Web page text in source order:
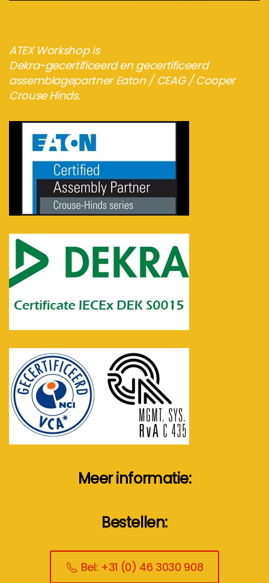
ATEX Workshop is
Dekra-gecertificeerd en gecertificeerd
assemblagepartner Eaton / CEAG / Cooper
Crouse Hinds.
Meer informatie:
Bestellen:
Bel: +31 (0) 46 3030 908